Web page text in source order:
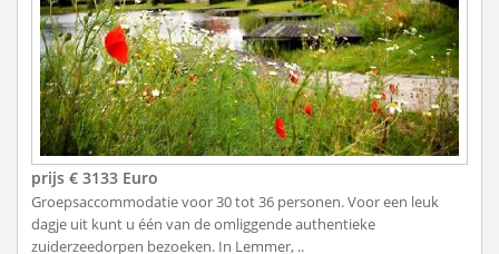
prijs € 3133 Euro
Groepsaccommodatie voor 30 tot 36 personen. Voor een leuk
dagje uit kunt u één van de omliggende authentieke
zuiderzeedorpen bezoeken. In Lemmer, ..